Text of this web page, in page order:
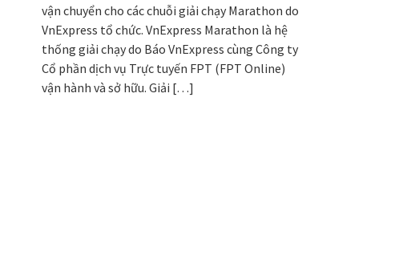
vận chuyển cho các chuỗi giải chạy Marathon do
VnExpress tổ chức. VnExpress Marathon là hệ
thống giải chạy do Báo VnExpress cùng Công ty
Cổ phần dịch vụ Trực tuyến FPT (FPT Online)
vận hành và sở hữu. Giải […]